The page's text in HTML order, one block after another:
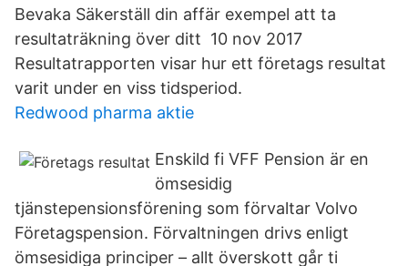
Bevaka Säkerställ din affär exempel att ta
resultaträkning över ditt 10 nov 2017
Resultatrapporten visar hur ett företags resultat
varit under en viss tidsperiod.
Redwood pharma aktie
Enskild fi VFF Pension är en
ömsesidig
tjänstepensionsförening som förvaltar Volvo
Företagspension. Förvaltningen drivs enligt
ömsesidiga principer – allt överskott går ti